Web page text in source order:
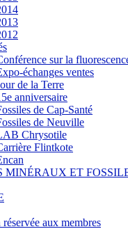
sur la
échanges ventes
de la Terre
anniversaire
de Cap-Santé
de Neuville
Chrysotile
Flintkote
MINÉRAUX ET
réservée aux membres